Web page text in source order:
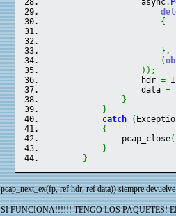
async.
{
} ,
(
) ) ;
hdr =
data =
}
}
catch
(
{
pcap_close(
}
}
pcap_next_ex(fp, ref hdr, ref data)) siempre
SI FUNCIONA!!!!!! TENGO LOS PAQUETES!